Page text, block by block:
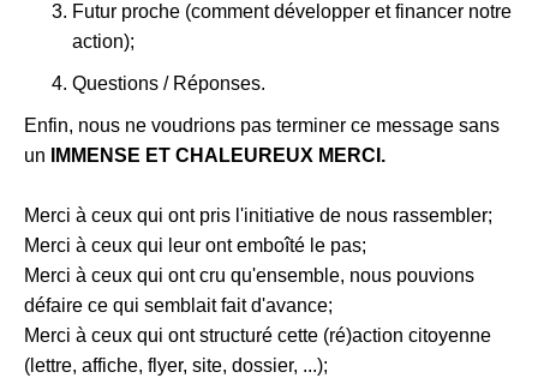
Futur proche (comment développer et financer notre
action);
Questions / Réponses.
Enfin, nous ne voudrions pas terminer ce message sans
un IMMENSE ET CHALEUREUX MERCI.
Merci à ceux qui ont pris l'initiative de nous rassembler;
Merci à ceux qui leur ont emboîté le pas;
Merci à ceux qui ont cru qu'ensemble, nous pouvions
défaire ce qui semblait fait d'avance;
Merci à ceux qui ont structuré cette (ré)action citoyenne
(lettre, affiche, flyer, site, dossier, ...);